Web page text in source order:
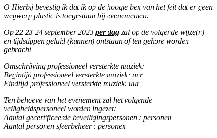
O Hierbij bevestig ik dat ik op de hoogte ben van het feit dat er geen
wegwerp plastic is toegestaan bij evenementen.
Op 22 23 24 september 2023 per dag zal op de volgende wijze(n)
en tijdstippen geluid (kunnen) ontstaan of ten gehore worden
gebracht
Omschrijving professioneel versterkte muziek:
Begintijd professioneel versterkte muziek: uur
Eindtijd professioneel versterkte muziek: uur
Ten behoeve van het evenement zal het volgende
veiligheidspersoneel worden ingezet:
Aantal gecertificeerde beveiligingspersonen : personen
Aantal personen sfeerbeheer : personen